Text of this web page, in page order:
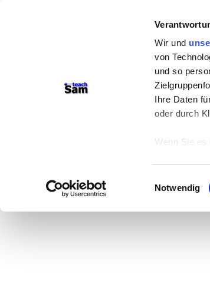
Wir und
von
und so
Ihre Daten
oder durch
Wenn Sie es
Ihr
Erfahren
Präferenzen
Notwendig
teachSam- Arbeitsbereiche:
Deutsch-
So
Das Fenstertheater
Literaturverfilmung